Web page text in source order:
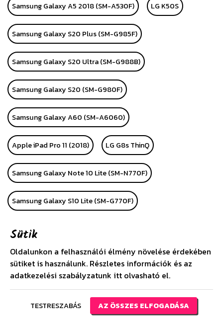
Samsung Galaxy A5 2018 (SM-A530F) LG K50S
Samsung Galaxy S20 Plus (SM-G985F)
Samsung Galaxy S20 Ultra (SM-G988B)
Samsung Galaxy S20 (SM-G980F)
Samsung Galaxy A60 (SM-A6060)
Apple iPad Pro 11 (2018) LG G8s ThinQ
Samsung Galaxy Note 10 Lite (SM-N770F)
Samsung Galaxy S10 Lite (SM-G770F)
Huawei P Smart Plus 2019
Huawei P40 Pro Alcatel 1 (OT-5033D) LG K40S
Samsung Galaxy A21 (SM-A210F)
Sütik
Oldalunkon a felhasználói élmény növelése érdekében
sütiket is használunk. Részletes információk és az
adatkezelési szabályzatunk itt olvasható el.
TESTRESZABÁS AZ ÖSSZES ELFOGADÁSA